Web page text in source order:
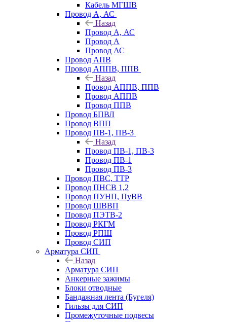
Кабель МГШВ
Провод А, АС
Назад
Провод А, АС
Провод А
Провод АС
Провод АПВ
Провод АППВ, ППВ
Назад
Провод АППВ, ППВ
Провод АППВ
Провод ППВ
Провод БПВЛ
Провод ВПП
Провод ПВ-1, ПВ-3
Назад
Провод ПВ-1, ПВ-3
Провод ПВ-1
Провод ПВ-3
Провод ПВС, ТТР
Провод ПНСВ 1,2
Провод ПУНП, ПуВВ
Провод ШВВП
Провод ПЭТВ-2
Провод РКГМ
Провод РПШ
Провод СИП
Арматура СИП
Назад
Арматура СИП
Анкерные зажимы
Блоки отводные
Бандажная лента (Бугеля)
Гильзы для СИП
Промежуточные подвесы